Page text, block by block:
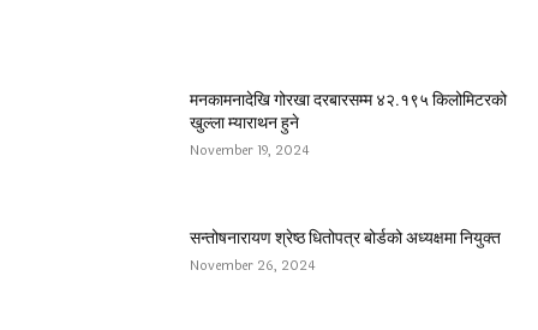
मनकामनादेखि गोरखा दरबारसम्म ४२.१९५ किलोमिटरको
खुल्ला म्याराथन हुने
November 19, 2024
सन्तोषनारायण श्रेष्ठ धितोपत्र बोर्डको अध्यक्षमा नियुक्त
November 26, 2024